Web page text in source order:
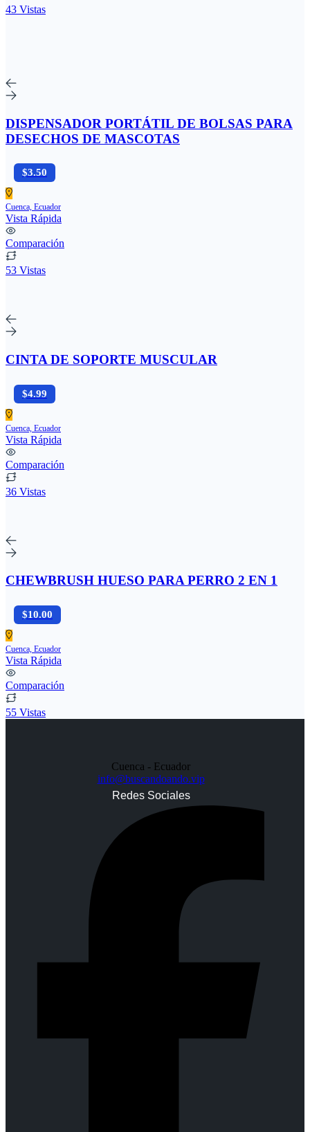
43 Vistas
DISPENSADOR PORTÁTIL DE BOLSAS PARA
DESECHOS DE MASCOTAS
$3.50
Cuenca, Ecuador
Vista Rápida
Comparación
53 Vistas
CINTA DE SOPORTE MUSCULAR
$4.99
Cuenca, Ecuador
Vista Rápida
Comparación
36 Vistas
CHEWBRUSH HUESO PARA PERRO 2 EN 1
$10.00
Cuenca, Ecuador
Vista Rápida
Comparación
55 Vistas
Cuenca - Ecuador
info@buscandoando.vip
Redes Sociales